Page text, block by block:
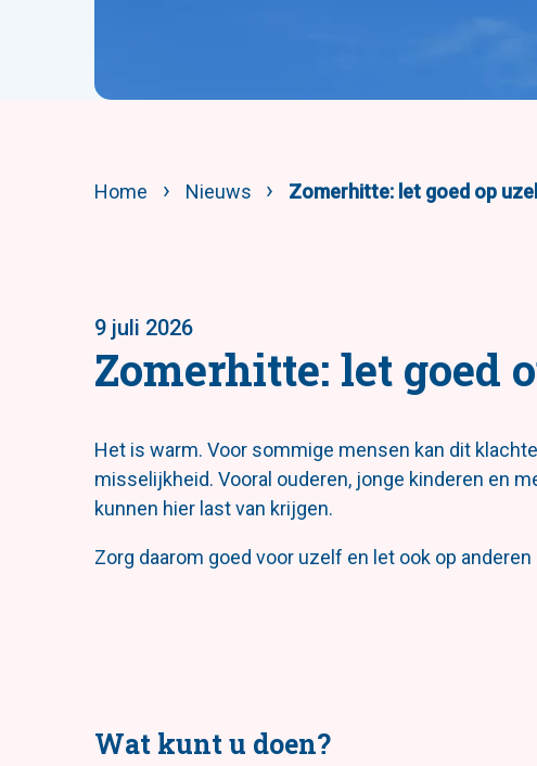
Home Nieuws Zomerhitte: let goed op
Zomerhitte: let goed
9 juli 2026
Het is warm. Voor sommige mensen kan dit
misselijkheid. Vooral ouderen, jonge kinderen en
kunnen hier last van krijgen.
Zorg daarom goed voor uzelf en let ook op anderen
Wat kunt u doen?